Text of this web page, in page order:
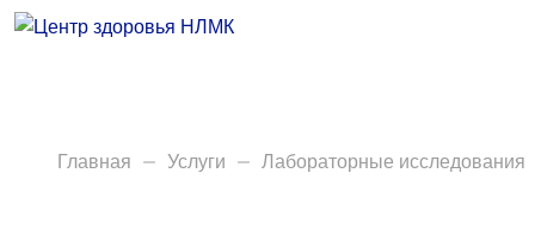
Анализы
Главная Услуги Лабораторные исследования